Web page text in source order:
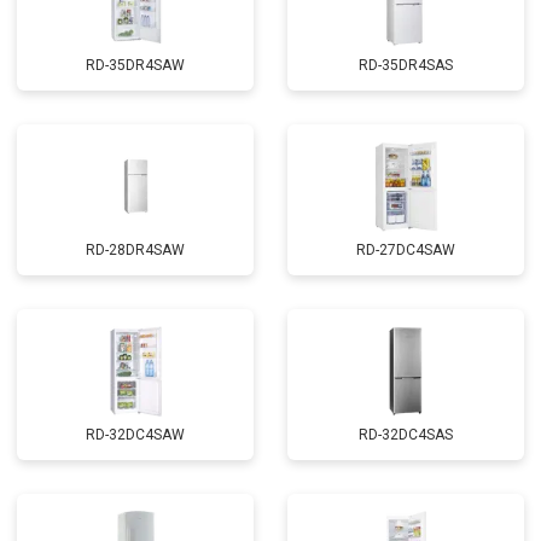
RD-35DR4SAW RD-35DR4SAS
RD-28DR4SAW RD-27DC4SAW
RD-32DC4SAW RD-32DC4SAS